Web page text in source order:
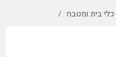
כלי בית ומטבח /